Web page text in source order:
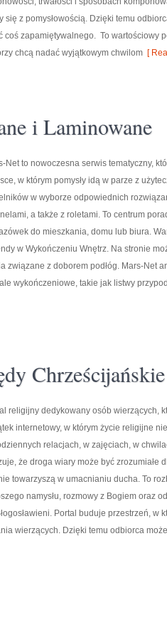
się z pomysłowością. Dzięki temu
coś zapamiętywalnego. To wartościowy
chcą nadać wyjątkowym chwilom [
i Laminowane
Net to nowoczesna serwis tematyczny,
w którym pomysły idą w parze z
w wyborze odpowiednich
a także z roletami. To centrum
do mieszkania, domu lub biura.
w Wykończeniu Wnętrz. Na stronie
związane z doborem podłóg. Mars-Net
wykończeniowe, takie jak listwy
Chrześcijańskie
religijny dedykowany osób wierzących,
internetowy, w którym życie religijne
relacjach, w zajęciach, w
że droga wiary może być zrozumiałe
towarzyszą w umacnianiu ducha. To
namysłu, rozmowy z Bogiem oraz
Portal buduje przestrzeń, w
wierzących. Dzięki temu odbiorca